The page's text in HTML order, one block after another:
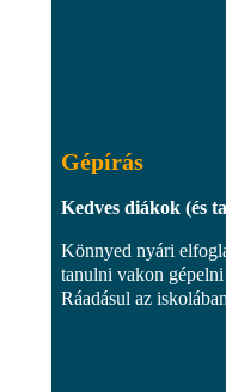
Gépírás
Kedves diákok (és
Könnyed nyári
tanulni vakon
Ráadásul az